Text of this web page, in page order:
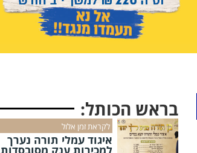
בראש הכותל:
לקראת זמן אלול
איגוד עמלי תורה נערך
למכירות ענק מסובסדות